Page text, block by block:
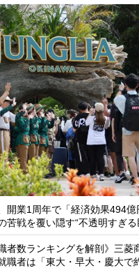
開業1周年で「経済効果494億
戦を覆い隠す“不透明すぎる
者数ランキングを解剖》三菱
職者は「東大・早大・慶大で